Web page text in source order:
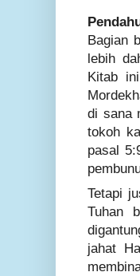
Bagian
lebih
Kitab
di sana
tokoh
pasal
Tetapi
Tuhan
jahat